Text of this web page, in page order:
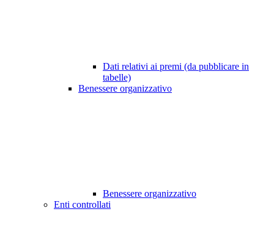
Dati relativi ai premi (da pubblicare in
tabelle)
Benessere organizzativo
Benessere organizzativo
Enti controllati